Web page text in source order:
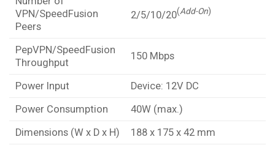
VPN/SpeedFusion
Peers
2/5/10/20(Add-On)
PepVPN/SpeedFusion
Throughput
150 Mbps
Power Input
Device: 12V DC
Power Consumption
40W (max.)
Dimensions (W x D x H)
188 x 175 x 42 mm